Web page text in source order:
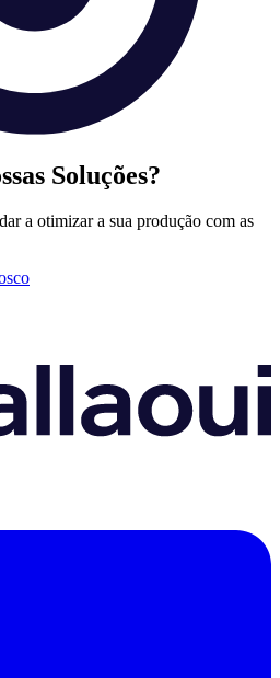
Soluções?
a otimizar a sua produção com as